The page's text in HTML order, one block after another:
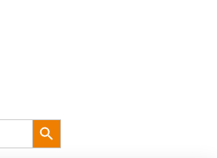
Search
Button